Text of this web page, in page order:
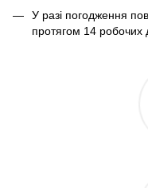
У разі погодження
протягом 14 робочих